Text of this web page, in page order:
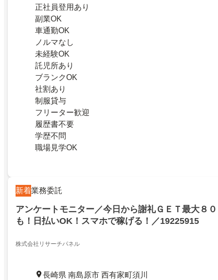
正社員登用あり
副業OK
車通勤OK
ノルマなし
未経験OK
託児所あり
ブランクOK
社割あり
制服貸与
フリーター歓迎
履歴書不要
学歴不問
職場見学OK
新着業務委託
アンケートモニター／今日から謝礼ＧＥＴ最大８
も！日払いOK！スマホで稼げる！／19225915
株式会社リサーチパネル
長崎県 南島原市 西有家町須川